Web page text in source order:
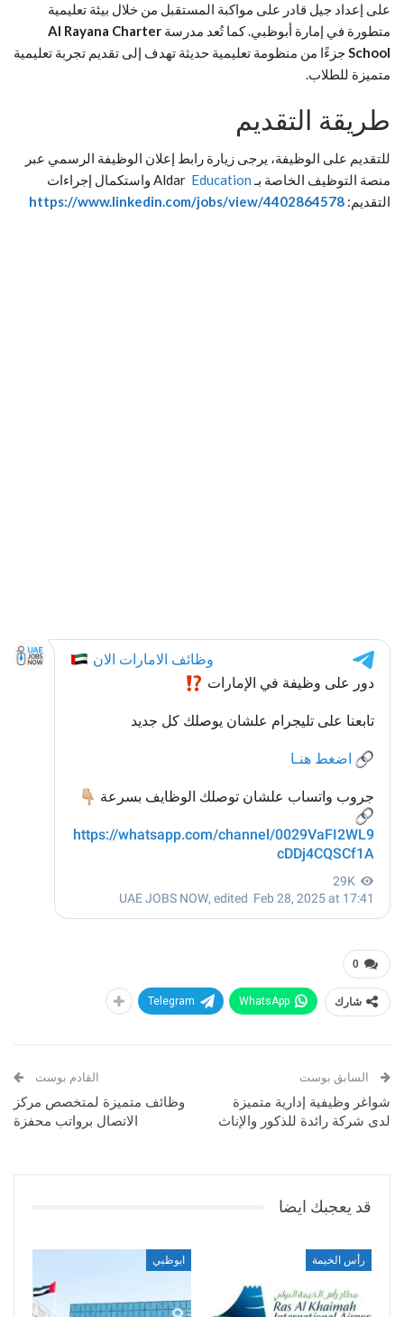
على إعداد جيل قادر على مواكبة المستقبل من خلال بيئة تعليمية
متطورة في إمارة أبوظبي. كما تُعد مدرسة Al Rayana Charter
Schoolجزءًا من منظومة تعليمية حديثة تهدف إلى تقديم تجربة تعليمية
متميزة للطلاب.
طريقة التقديم
للتقديم على الوظيفة، يرجى زيارة رابط إعلان الوظيفة الرسمي عبر
منصة التوظيف الخاصة بـ Aldar Education
واستكمال إجراءات
التقديم: https://www.linkedin.com/jobs/view/4402864578
0
شارك WhatsApp
Telegram
السابق بوست
شواغر وظيفية إدارية متميزة
لدى شركة رائدة للذكور والإناث
القادم بوست
وظائف متميزة لمتخصص مركز
الاتصال برواتب محفزة
قد يعجبك ايضا
رأس الخيمة ابوظبي